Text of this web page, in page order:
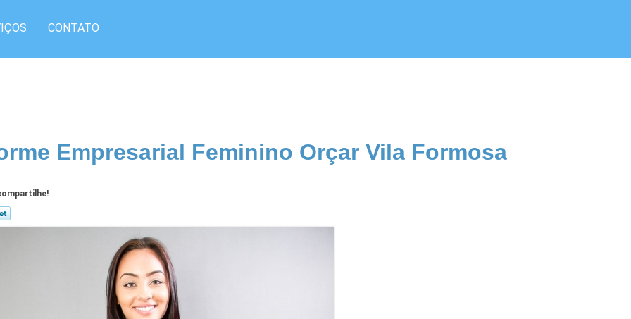
CONTATO
Empresarial Feminino Orçar Vila Formosa